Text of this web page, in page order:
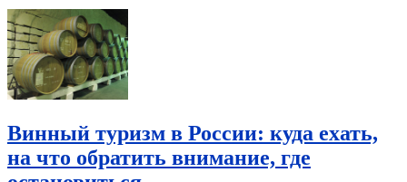
Винный туризм в России: куда ехать,
на что обратить внимание, где